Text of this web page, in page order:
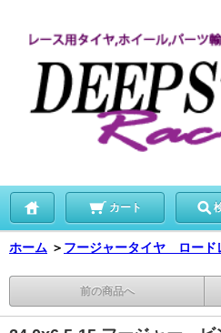
カート
ホーム ＞ フージャータイヤ ロード
前の商品へ